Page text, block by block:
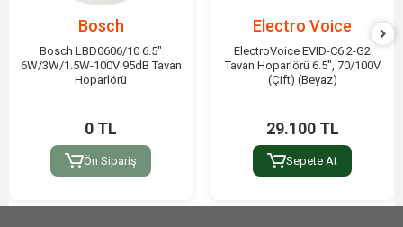
Bosch
Bosch LBD0606/10 6.5"
6W/3W/1.5W-100V 95dB Tavan
Hoparlörü
0 TL
Ön Sipariş
Electro Voice
ElectroVoice EVID-C6.2-G2
Tavan Hoparlörü 6.5", 70/100V
(Çift) (Beyaz)
29.100 TL
Sepete At